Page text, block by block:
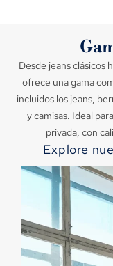
Desde jeans clásicos
ofrece una gama
incluidos los jeans,
y camisas. Ideal
privada, con
Explore